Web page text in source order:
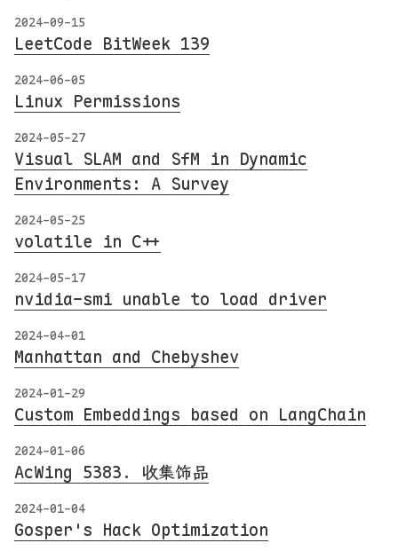
2024-09-15
LeetCode BitWeek 139
2024-06-05
Linux Permissions
2024-05-27
Visual SLAM and SfM in Dynamic
Environments: A Survey
2024-05-25
volatile in C++
2024-05-17
nvidia-smi unable to load driver
2024-04-01
Manhattan and Chebyshev
2024-01-29
Custom Embeddings based on LangChain
2024-01-06
AcWing 5383. 收集饰品
2024-01-04
Gosper's Hack Optimization